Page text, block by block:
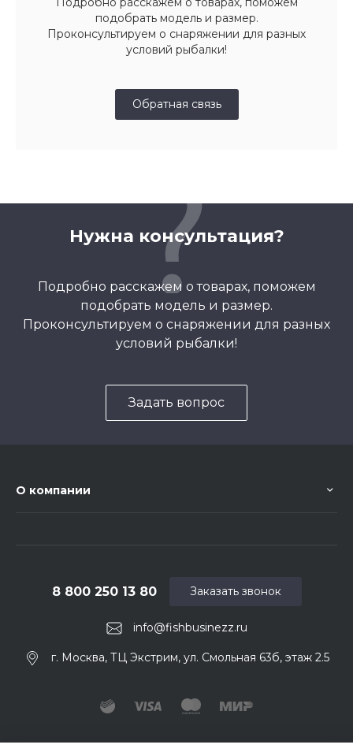
подобрать модель и размер.
Проконсультируем о снаряжении для разных
условий рыбалки!
Обратная связь
Нужна консультация?
Подробно расскажем о товарах, поможем
подобрать модель и размер.
Проконсультируем о снаряжении для разных
условий рыбалки!
Задать вопрос
О компании
info@fishbusinezz.ru
8 800 250 13 80
г. Москва, ТЦ Экстрим, ул. Смольная 63б, этаж 2.5
Заказать звонок